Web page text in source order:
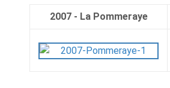
2007 - La Pommeraye